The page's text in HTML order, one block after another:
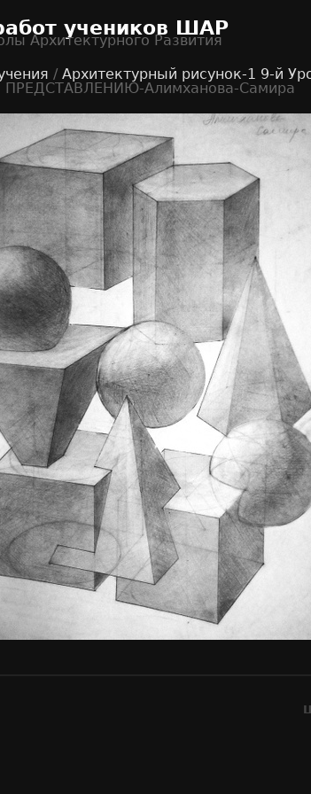
учеников ШАР
Архитектурного Развития
/ Архитектурный рисунок-1 9-й
ПРЕДСТАВЛЕНИЮ-Алимханова-Самира